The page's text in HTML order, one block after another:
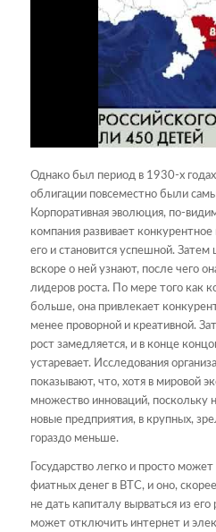
Однако был период в 1930-х
облигации повсеместно были
Корпоративная эволюция, по-
компания развивает
его и становится успешной. Затем
вскоре о ней узнают, после чего
лидеров роста. По мере того как
больше, она привлекает
менее проворной и креативной.
рост замедляется, и в конце
устаревает. Исследования
показывают, что, хотя в мировой
множество инноваций, поскольку
новые предприятия, в крупных,
гораздо меньше.
Государство легко и просто
фиатных денег в BTC, и оно,
не дать капиталу вырваться из
может отключить интернет и